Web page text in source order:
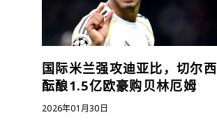
国际米兰强攻迪亚比，切尔西
酝酿1.5亿欧豪购贝林厄姆
2026年01月30日